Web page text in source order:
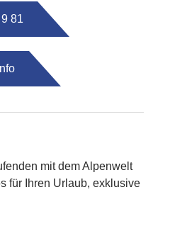
81
mit dem Alpenwelt
für Ihren Urlaub, exklusive